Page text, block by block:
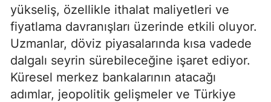
yükseliş, özellikle ithalat maliyetleri ve
fiyatlama davranışları üzerinde etkili oluyor.
Uzmanlar, döviz piyasalarında kısa vadede
dalgalı seyrin sürebileceğine işaret ediyor.
Küresel merkez bankalarının atacağı
adımlar, jeopolitik gelişmeler ve Türkiye